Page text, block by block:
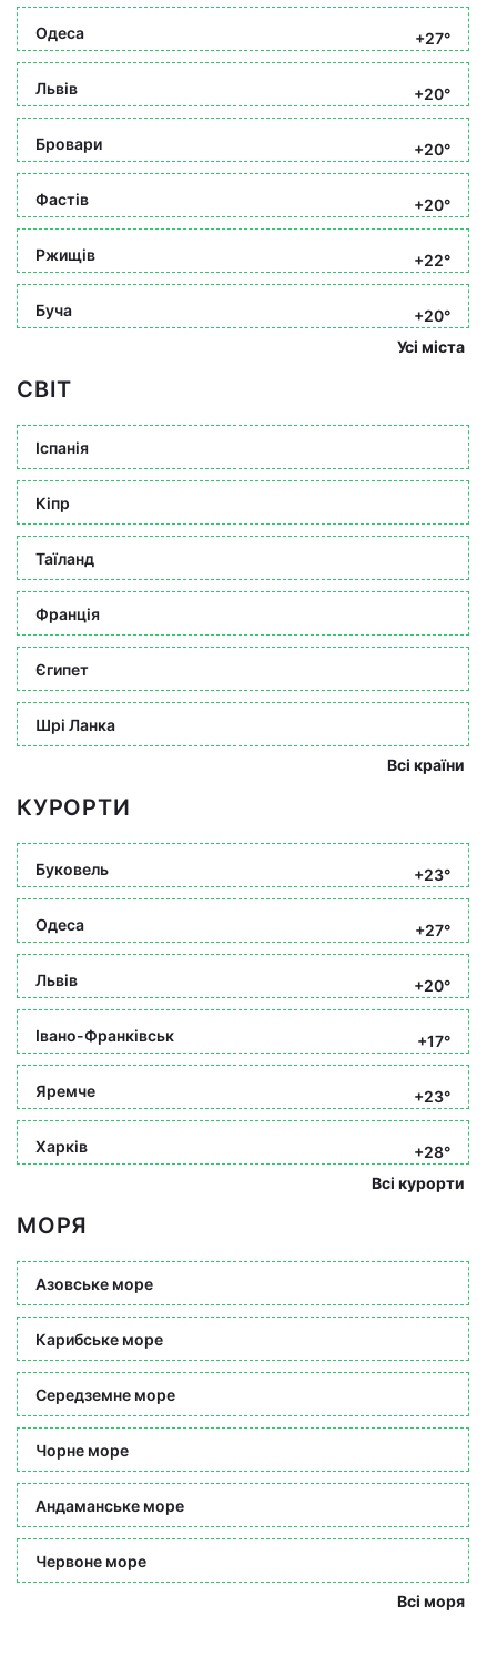
Одеса +27°
Львів +20°
Бровари +20°
Фастів +20°
Ржищів +22°
Буча
+20°
Усі міста
СВІТ
Іспанія
Кіпр
Таїланд
Франція
Єгипет
Шрі Ланка
Всі країни
КУРОРТИ
Буковель +23°
Одеса +27°
Львів +20°
Івано-Франківськ +17°
Яремче +23°
Харків
+28°
Всі курорти
МОРЯ
Азовське море
Карибське море
Середземне море
Чорне море
Андаманське море
Червоне море
Всі моря